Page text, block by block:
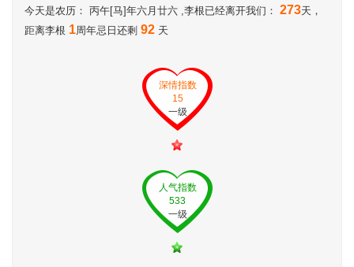
今天是农历： 丙午[马]年六月廿六 ,李根已经离开我们： 273天，
距离李根 1周年忌日还剩 92 天
深情指数
15
一级
人气指数
533
一级